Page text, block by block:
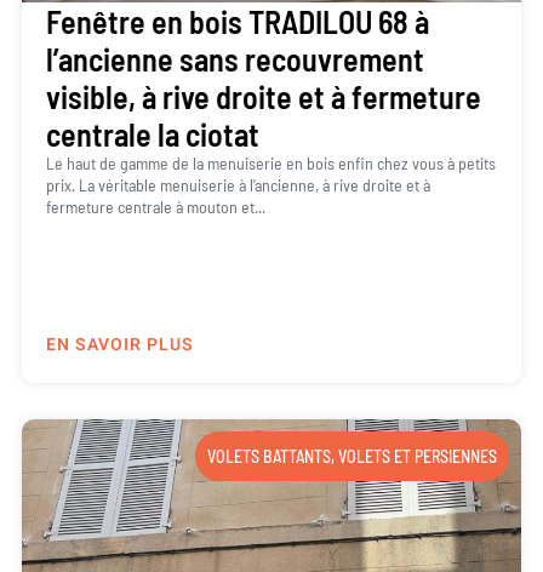
Fenêtre en bois TRADILOU 68 à
l’ancienne sans recouvrement
visible, à rive droite et à fermeture
centrale la ciotat
Le haut de gamme de la menuiserie en bois enfin chez vous à petits
prix. La véritable menuiserie à l’ancienne, à rive droite et à
fermeture centrale à mouton et...
EN SAVOIR PLUS
VOLETS BATTANTS,VOLETS ET PERSIENNES